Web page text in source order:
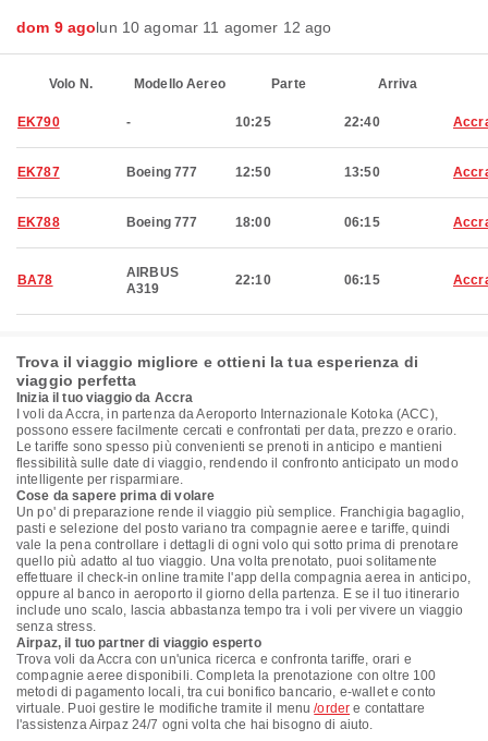
dom 9 agolun 10 agomar 11 agomer 12 ago
Volo N. Modello Aereo Parte Arriva
EK790 - 10:25 22:40
EK787 Boeing 777 12:50 13:50
EK788 Boeing 777 18:00 06:15
BA78
AIRBUS
A319
22:10 06:15
Trova il viaggio migliore e ottieni la tua esperienza di
viaggio perfetta
Inizia il tuo viaggio da Accra
I voli da Accra, in partenza da Aeroporto Internazionale Kotoka (ACC),
possono essere facilmente cercati e confrontati per data, prezzo e orario.
Le tariffe sono spesso più convenienti se prenoti in anticipo e mantieni
flessibilità sulle date di viaggio, rendendo il confronto anticipato un modo
intelligente per risparmiare.
Cose da sapere prima di volare
Un po' di preparazione rende il viaggio più semplice. Franchigia bagaglio,
pasti e selezione del posto variano tra compagnie aeree e tariffe, quindi
vale la pena controllare i dettagli di ogni volo qui sotto prima di prenotare
quello più adatto al tuo viaggio. Una volta prenotato, puoi solitamente
effettuare il check-in online tramite l'app della compagnia aerea in anticipo,
oppure al banco in aeroporto il giorno della partenza. E se il tuo itinerario
include uno scalo, lascia abbastanza tempo tra i voli per vivere un viaggio
senza stress.
Airpaz, il tuo partner di viaggio esperto
Trova voli da Accra con un'unica ricerca e confronta tariffe, orari e
compagnie aeree disponibili. Completa la prenotazione con oltre 100
metodi di pagamento locali, tra cui bonifico bancario, e-wallet e conto
virtuale. Puoi gestire le modifiche tramite il menu/order e contattare
l'assistenza Airpaz 24/7 ogni volta che hai bisogno di aiuto.